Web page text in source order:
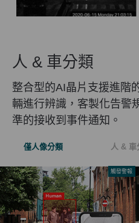
人 & 車分類
整合型的AI晶片支援進階
輛進行辨識，客製化告警
準的接收到事件通知。
僅人像分類 人 & 車
觸發警報